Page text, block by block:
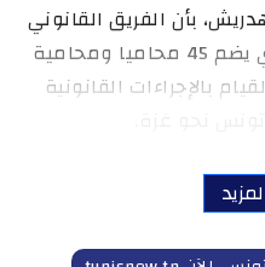
بأن الفريق القانوني
لأسطول الصمود العالمي، الذي يضم 45 محاميا ومحامية
بالإجراءات القانونية